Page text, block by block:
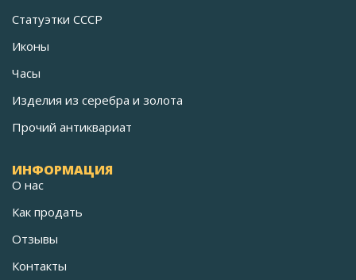
Статуэтки СССР
Иконы
Часы
Изделия из серебра и золота
Прочий антиквариат
ИНФОРМАЦИЯ
О нас
Как продать
Отзывы
Контакты